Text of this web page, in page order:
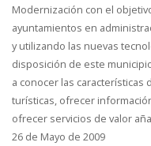
Modernización con el
ayuntamientos en
y utilizando las nuevas
disposición de este
a conocer las características
turísticas, ofrecer
ofrecer servicios de valor
26 de Mayo de 2009